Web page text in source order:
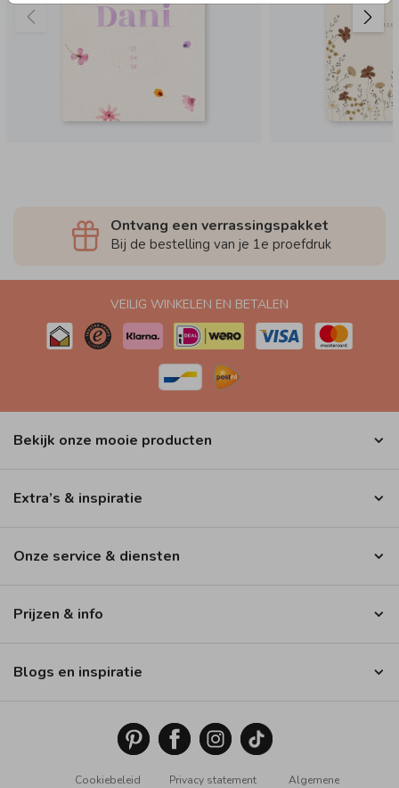
Ontvang een verrassingspakket
Bij de bestelling van je 1e proefdruk
VEILIG WINKELEN EN BETALEN
Bekijk onze mooie producten
Extra’s & inspiratie
Onze service & diensten
Prijzen & info
Blogs en inspiratie
Cookiebeleid Privacy statement Algemene